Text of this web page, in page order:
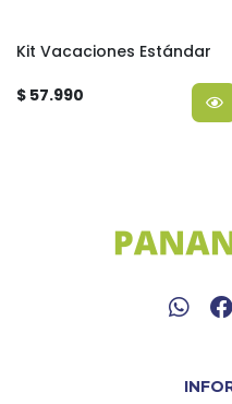
Kit Vacaciones Estándar
$ 57.990